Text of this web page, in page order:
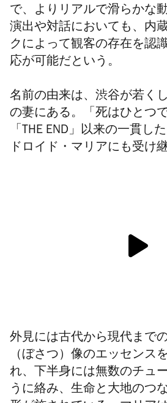
で、よりリアルで滑らかな
演出や対話においても、内
クによって観客の存在を認
応が可能だという。
名前の由来は、渋谷が若く
の妻にある。「死はひとつ
「THE END」以来の一貫し
ドロイド・マリアにも受け
外見には古代から現代まで
（ぼさつ）像のエッセンス
れ、下半身には無数のチュ
うに絡み、生命と大地のつ